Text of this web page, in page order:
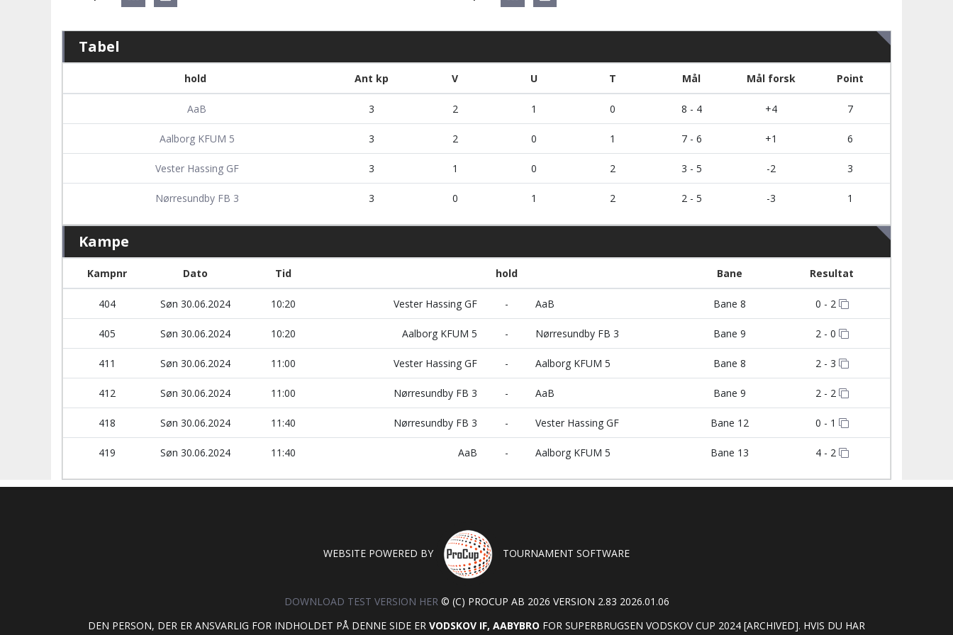
Tabel
hold Ant kp V U T Mål Mål forsk Point
AaB 3 2 1 0 8 - 4 +4 7
Aalborg KFUM 5 3 2 0 1 7 - 6 +1 6
Vester Hassing GF 3 1 0 2 3 - 5 -2 3
Nørresundby FB 3 3 0 1 2 2 - 5 -3 1
Kampe
Kampnr Dato Tid hold Bane Resultat
404 Søn 30.06.2024 10:20 Vester Hassing GF - AaB Bane 8 0 - 2
405 Søn 30.06.2024 10:20 Aalborg KFUM 5 - Nørresundby FB 3 Bane 9 2 - 0
411 Søn 30.06.2024 11:00 Vester Hassing GF - Aalborg KFUM 5 Bane 8 2 - 3
412 Søn 30.06.2024 11:00 Nørresundby FB 3 - AaB Bane 9 2 - 2
418 Søn 30.06.2024 11:40 Nørresundby FB 3 - Vester Hassing GF Bane 12 0 - 1
419 Søn 30.06.2024 11:40 AaB - Aalborg KFUM 5 Bane 13 4 - 2
WEBSITE POWERED BY TOURNAMENT SOFTWARE
DOWNLOAD TEST VERSION HER© (C) PROCUP AB 2026 VERSION 2.83 2026.01.06
DEN PERSON, DER ER ANSVARLIG FOR INDHOLDET PÅ DENNE SIDE ER VODSKOV IF, AABYBRO FOR SUPERBRUGSEN VODSKOV CUP 2024 [ARCHIVED]. HVIS DU HAR